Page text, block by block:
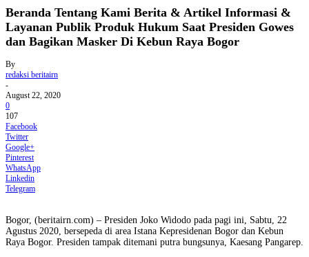
Beranda Tentang Kami Berita & Artikel Informasi &
Layanan Publik Produk Hukum Saat Presiden Gowes
dan Bagikan Masker Di Kebun Raya Bogor
By
redaksi beritairn
-
August 22, 2020
0
107
Facebook
Twitter
Google+
Pinterest
WhatsApp
Linkedin
Telegram
Bogor, (beritairn.com) – Presiden Joko Widodo pada pagi ini, Sabtu, 22
Agustus 2020, bersepeda di area Istana Kepresidenan Bogor dan Kebun
Raya Bogor. Presiden tampak ditemani putra bungsunya, Kaesang Pangarep.